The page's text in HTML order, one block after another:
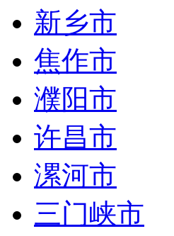
新乡市
焦作市
濮阳市
许昌市
漯河市
三门峡市